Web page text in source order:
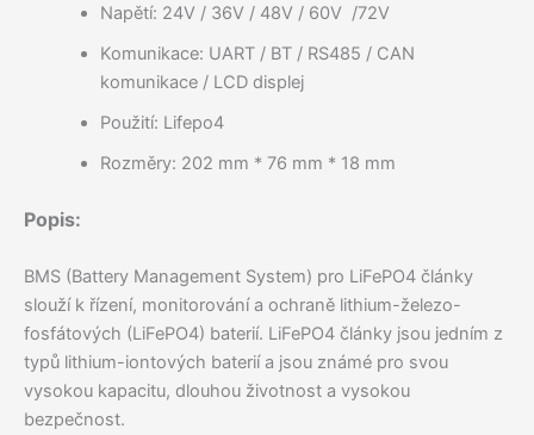
Napětí: 24V / 36V / 48V / 60V /72V
Komunikace: UART / BT / RS485 / CAN
komunikace / LCD displej
Použití: Lifepo4
Rozměry: 202 mm * 76 mm * 18 mm
Popis:
BMS (Battery Management System) pro LiFePO4 články
slouží k řízení, monitorování a ochraně lithium-železo-
fosfátových (LiFePO4) baterií. LiFePO4 články jsou jedním z
typů lithium-iontových baterií a jsou známé pro svou
vysokou kapacitu, dlouhou životnost a vysokou
bezpečnost.